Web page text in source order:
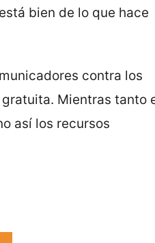
bien de lo que hace
contra los
Mientras tanto
así los recursos